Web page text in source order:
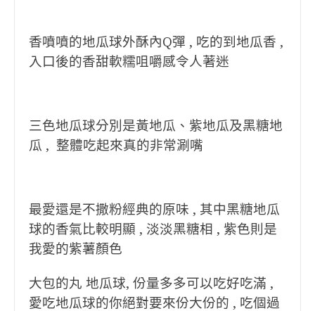
香噴噴的地瓜球外酥內Q彈 , 吃的到地瓜香 ,
入口後的香甜軟糯咀嚼感令人著迷
三色地瓜球分別是黃地瓜、紫地瓜及黑糖地
瓜 , 整體吃起來真的非常涮嘴
最愛還是不撒粉經典的原味 , 其中黑糖地瓜
球的香氣比較明顯 , 淡淡黑糖相 , 紫色則是
我愛的紫薯顏色
大包的丸 地瓜球, 份量多多可以吃好吃滿 ,
愛吃地瓜球的你絕對要來份大份的 , 吃個過